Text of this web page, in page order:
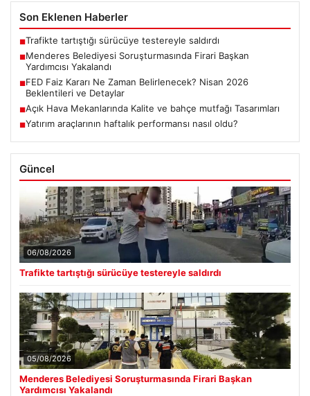
Son Eklenen Haberler
■Trafikte tartıştığı sürücüye testereyle saldırdı
■Menderes Belediyesi Soruşturmasında Firari Başkan
Yardımcısı Yakalandı
■FED Faiz Kararı Ne Zaman Belirlenecek? Nisan 2026
Beklentileri ve Detaylar
■Açık Hava Mekanlarında Kalite ve bahçe mutfağı Tasarımları
■Yatırım araçlarının haftalık performansı nasıl oldu?
Güncel
06/08/2026
Trafikte tartıştığı sürücüye testereyle saldırdı
05/08/2026
Menderes Belediyesi Soruşturmasında Firari Başkan
Yardımcısı Yakalandı